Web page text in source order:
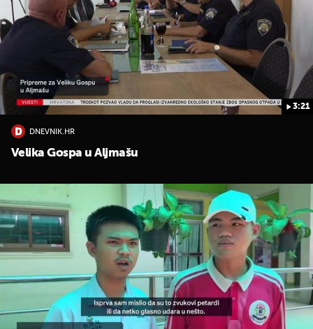
3:21
DNEVNIK.HR
Velika Gospa u Aljmašu